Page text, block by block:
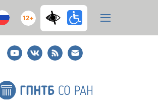
12+
YoutubeВКонтакте
RSS
E-
mail
подписка